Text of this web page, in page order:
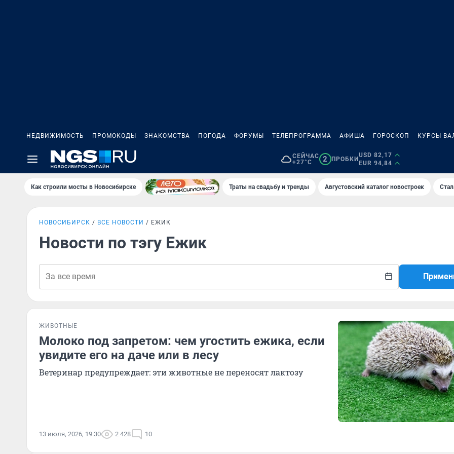
НЕДВИЖИМОСТЬ ПРОМОКОДЫ ЗНАКОМСТВА ПОГОДА ФОРУМЫ ТЕЛЕПРОГРАММА АФИША ГОРОСКОП КУРСЫ
СЕЙЧАС
+27°C
2 ПРОБКИ
USD 82,17
EUR 94,84
Как строили мосты в Новосибирске Траты на свадьбу и тренды Августовский каталог новостроек
НОВОСИБИРСК ВСЕ НОВОСТИ ЕЖИК
Новости по тэгу Ежик
ЖИВОТНЫЕ
Молоко под запретом: чем угостить ежика, если
увидите его на даче или в лесу
Ветеринар предупреждает: эти животные не переносят лактозу
13 июля, 2026, 19:30 2 428 10